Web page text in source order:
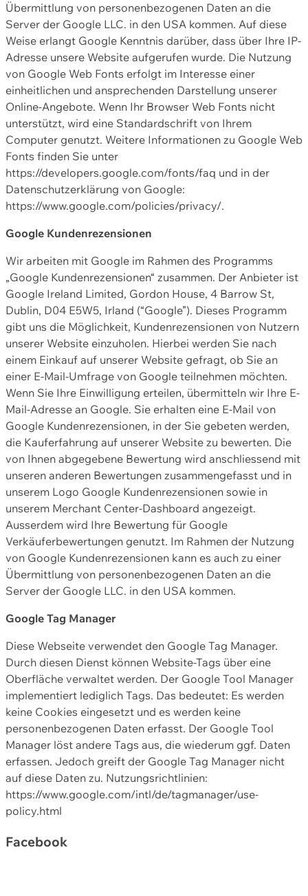
Übermittlung von personenbezogenen Daten an die
Server der Google LLC. in den USA kommen. Auf diese
Weise erlangt Google Kenntnis darüber, dass über Ihre IP-
Adresse unsere Website aufgerufen wurde. Die Nutzung
von Google Web Fonts erfolgt im Interesse einer
einheitlichen und ansprechenden Darstellung unserer
Online-Angebote. Wenn Ihr Browser Web Fonts nicht
unterstützt, wird eine Standardschrift von Ihrem
Computer genutzt. Weitere Informationen zu Google Web
Fonts finden Sie unter
https://developers.google.com/fonts/faq und in der
Datenschutzerklärung von Google:
https://www.google.com/policies/privacy/.
Google Kundenrezensionen
Wir arbeiten mit Google im Rahmen des Programms
„Google Kundenrezensionen“ zusammen. Der Anbieter ist
Google Ireland Limited, Gordon House, 4 Barrow St,
Dublin, D04 E5W5, Irland (“Google”). Dieses Programm
gibt uns die Möglichkeit, Kundenrezensionen von Nutzern
unserer Website einzuholen. Hierbei werden Sie nach
einem Einkauf auf unserer Website gefragt, ob Sie an
einer E-Mail-Umfrage von Google teilnehmen möchten.
Wenn Sie Ihre Einwilligung erteilen, übermitteln wir Ihre E-
Mail-Adresse an Google. Sie erhalten eine E-Mail von
Google Kundenrezensionen, in der Sie gebeten werden,
die Kauferfahrung auf unserer Website zu bewerten. Die
von Ihnen abgegebene Bewertung wird anschliessend mit
unseren anderen Bewertungen zusammengefasst und in
unserem Logo Google Kundenrezensionen sowie in
unserem Merchant Center-Dashboard angezeigt.
Ausserdem wird Ihre Bewertung für Google
Verkäuferbewertungen genutzt. Im Rahmen der Nutzung
von Google Kundenrezensionen kann es auch zu einer
Übermittlung von personenbezogenen Daten an die
Server der Google LLC. in den USA kommen.
Google Tag Manager
Diese Webseite verwendet den Google Tag Manager.
Durch diesen Dienst können Website-Tags über eine
Oberfläche verwaltet werden. Der Google Tool Manager
implementiert lediglich Tags. Das bedeutet: Es werden
keine Cookies eingesetzt und es werden keine
personenbezogenen Daten erfasst. Der Google Tool
Manager löst andere Tags aus, die wiederum ggf. Daten
erfassen. Jedoch greift der Google Tag Manager nicht
auf diese Daten zu. Nutzungsrichtlinien:
https://www.google.com/intl/de/tagmanager/use-
policy.html
Facebook